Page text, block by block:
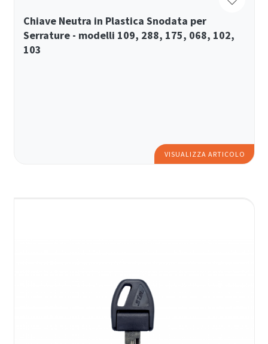
Chiave Neutra in Plastica Snodata per
Serrature - modelli 109, 288, 175, 068, 102,
103
VISUALIZZA ARTICOLO